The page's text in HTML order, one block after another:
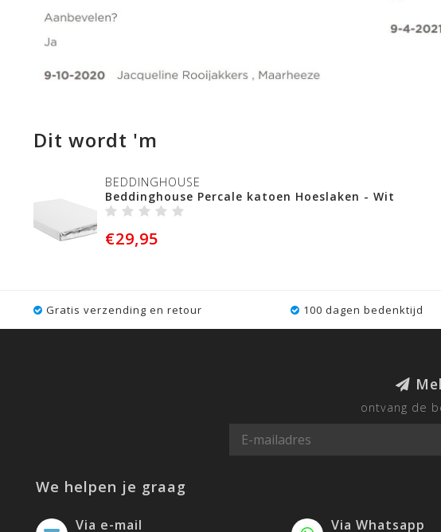
Dit wordt 'm
BEDDINGHOUSE
Beddinghouse Percale katoen Hoeslaken - Wit
€29,95
Gratis verzending en retour 100 dagen bedenktijd
ontvang de
We helpen je graag
Via e-mail Via Whatsapp